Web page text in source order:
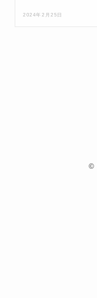
2024年2月25日
©